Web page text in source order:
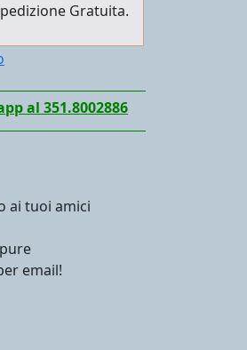
Gratuita.
al 351.8002886
ai tuoi amici
email!